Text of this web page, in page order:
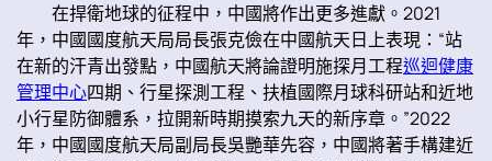
在捍衛地球的征程中，中國將作出更多進獻。2021
年，中國國度航天局局長張克儉在中國航天日上表現：“站
在新的汗青出發點，中國航天將論證明施探月工程巡迴健康
管理中心四期、行星探測工程、扶植國際月球科研站和近地
小行星防御體系，拉開新時期摸索九天的新序章。”2022
年，中國國度航天局副局長吳艷華先容，中國將著手構建近